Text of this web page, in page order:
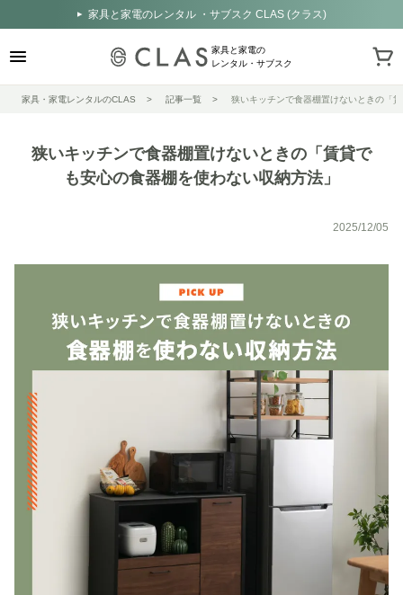
家具と家電のレンタル ・サブスク CLAS (クラス)
家具と家電の
レンタル・サブスク
家具・家電レンタルのCLAS 記事一覧 狭いキッチンで食器棚置けないときの「
狭いキッチンで食器棚置けないときの「賃貸で
も安心の食器棚を使わない収納方法」
2025/12/05